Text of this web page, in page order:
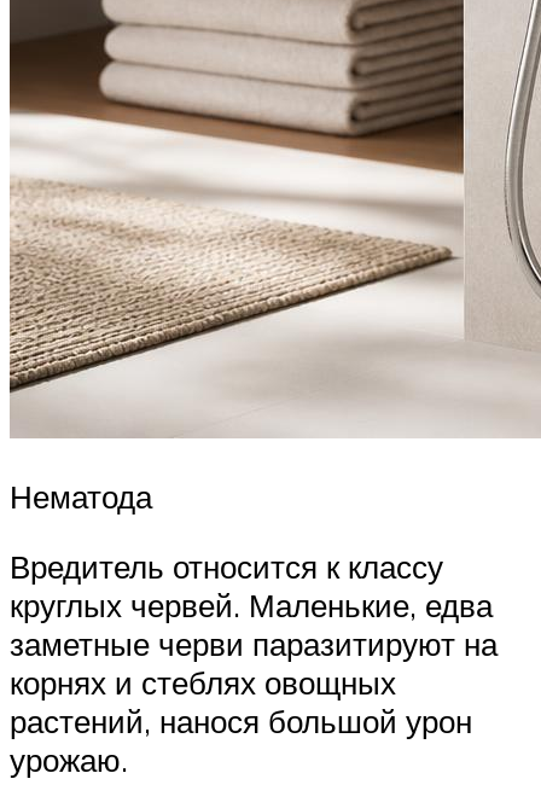
Нематода
Вредитель относится к классу
круглых червей. Маленькие, едва
заметные черви паразитируют на
корнях и стеблях овощных
растений, нанося большой урон
урожаю.